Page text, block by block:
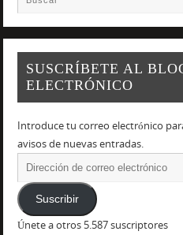
SUSCRÍBETE AL
ELECTRÓNICO
Introduce tu correo electrónico
avisos de nuevas entradas.
Suscribir
Únete a otros 5.587 suscriptores